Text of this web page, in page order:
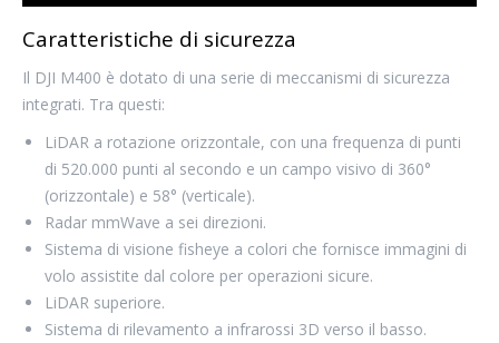
Caratteristiche di sicurezza
Il DJI M400 è dotato di una serie di meccanismi di sicurezza
integrati. Tra questi:
LiDAR a rotazione orizzontale, con una frequenza di punti
di 520.000 punti al secondo e un campo visivo di 360°
(orizzontale) e 58° (verticale).
Radar mmWave a sei direzioni.
Sistema di visione fisheye a colori che fornisce immagini di
volo assistite dal colore per operazioni sicure.
LiDAR superiore.
Sistema di rilevamento a infrarossi 3D verso il basso.